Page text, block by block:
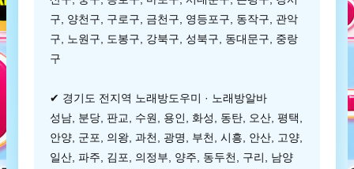
구, 양천구, 구로구, 금천구, 영등포구, 동작구, 관악
구, 노원구, 도봉구, 강북구, 성북구, 동대문구, 중랑
구
✔ 경기도 전지역 노래방도우미 · 노래방알바
성남, 분당, 판교, 수원, 용인, 화성, 동탄, 오산, 평택,
안양, 군포, 의왕, 과천, 광명, 부천, 시흥, 안산, 고양,
일산, 파주, 김포, 의정부, 양주, 동두천, 구리, 남양